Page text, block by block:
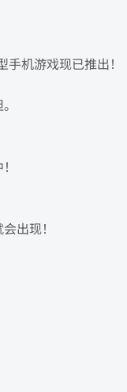
机游戏现已推出！
出现！